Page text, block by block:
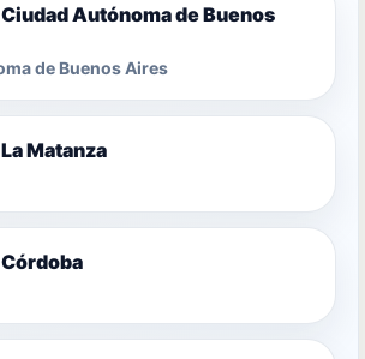
Autónoma de Buenos
de Buenos Aires
Matanza